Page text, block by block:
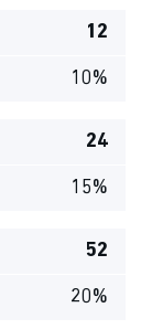
12
10%
24
15%
52
20%